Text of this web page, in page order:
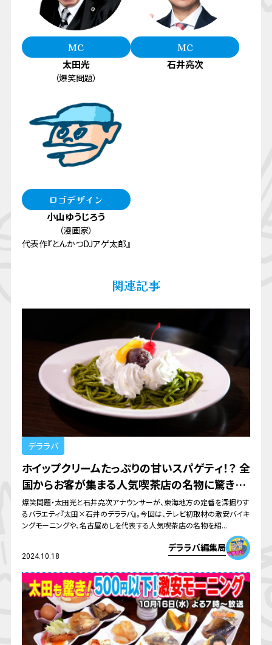
MC
太田光
（爆笑問題）
MC
石井亮次
ロゴデザイン
小山ゆうじろう
（漫画家）
代表作『とんかつDJアゲ太郎』
関連記事
デララバ
ホイップクリームたっぷりの甘いスパゲティ！？ 全
国からお客が集まる人気喫茶店の名物に驚き！
500円で食べられるバイキング形式の食べ放題
モーニングも
爆笑問題・太田光と石井亮次アナウンサーが、東海地方の定番を深掘りす
るバラエティ『太田×石井のデララバ』。今回は、テレビ初取材の激安バイキ
ングモーニングや、名古屋めしを代表する人気喫茶店の名物を紹...
2024.10.18
デララバ編集局